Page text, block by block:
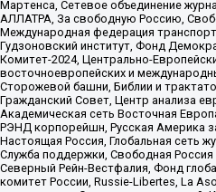
Мартенса, Сетевое объединение
АЛЛАТРА, За свободную Россию,
Международная федерация
Гудзоновский институт, Фонд
Комитет-2024, Центрально-
восточноевропейских и
Сторожевой башни, Библии и
Гражданский Совет, Центр анализа
Академическая сеть Восточная
РЭНД корпорейшн, Русская Америка
Настоящая Россия, Глобальная сеть
Служба поддержки, Свободная
Северный Рейн-Вестфалия, Фонд
комитет России, Russie-Libertes, La